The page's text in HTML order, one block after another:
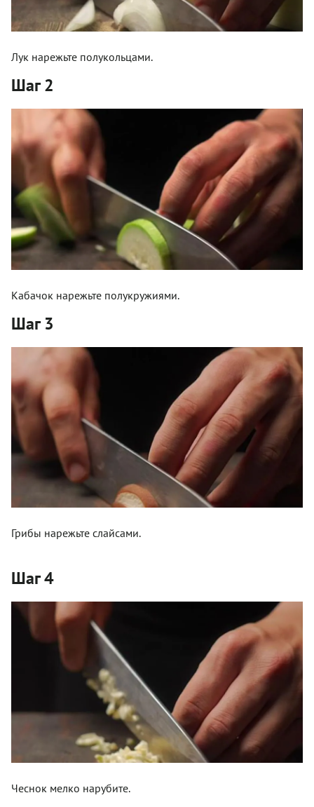
Лук нарежьте полукольцами.
Шаг 2
Кабачок нарежьте полукружиями.
Шаг 3
Грибы нарежьте слайсами.
Шаг 4
Чеснок мелко нарубите.